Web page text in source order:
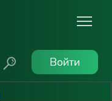
Войти